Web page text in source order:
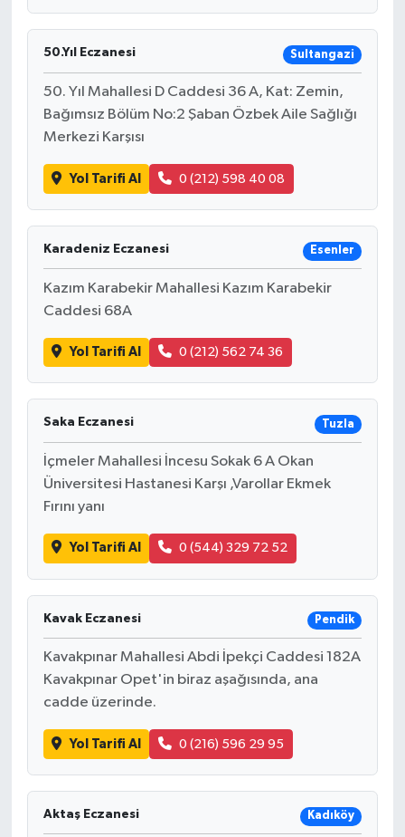
50.Yıl Eczanesi Sultangazi
50. Yıl Mahallesi D Caddesi 36 A, Kat: Zemin,
Bağımsız Bölüm No:2 Şaban Özbek Aile Sağlığı
Merkezi Karşısı
Yol Tarifi Al 0 (212) 598 40 08
Karadeniz Eczanesi Esenler
Kazım Karabekir Mahallesi Kazım Karabekir
Caddesi 68A
Yol Tarifi Al 0 (212) 562 74 36
Saka Eczanesi Tuzla
İçmeler Mahallesi İncesu Sokak 6 A Okan
Üniversitesi Hastanesi Karşı ,Varollar Ekmek
Fırını yanı
Yol Tarifi Al 0 (544) 329 72 52
Kavak Eczanesi Pendik
Kavakpınar Mahallesi Abdi İpekçi Caddesi 182A
Kavakpınar Opet'in biraz aşağısında, ana
cadde üzerinde.
Yol Tarifi Al 0 (216) 596 29 95
Aktaş Eczanesi Kadıköy